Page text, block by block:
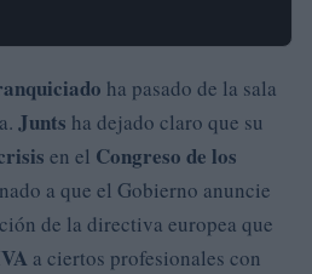
ha pasado de la sala
Junts ha dejado claro que su
en el Congreso de los
a que el Gobierno anuncie
de la directiva europea que
a ciertos profesionales con